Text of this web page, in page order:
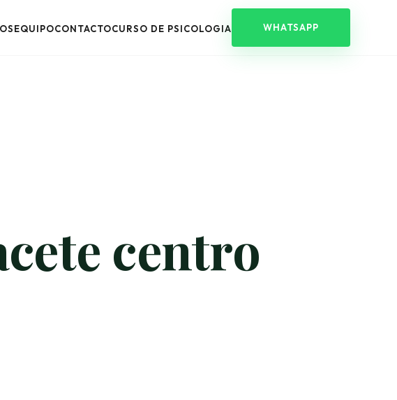
EQUIPOCONTACTOCURSO DE PSICOLOGIA WHATSAPP
centro